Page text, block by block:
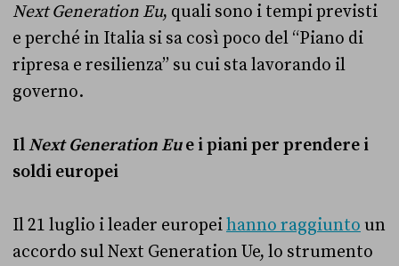
Next Generation Eu, quali sono i tempi previsti
e perché in Italia si sa così poco del “Piano di
ripresa e resilienza” su cui sta lavorando il
governo.
IlNext Generation Eue i piani per prendere i
soldi europei
Il 21 luglio i leader europeihanno raggiunto un
accordo sul Next Generation Ue, lo strumento